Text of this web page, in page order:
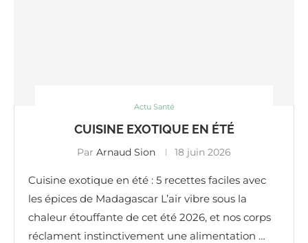
Actu Santé
CUISINE EXOTIQUE EN ÉTÉ
Par Arnaud Sion 18 juin 2026
Cuisine exotique en été : 5 recettes faciles avec
les épices de Madagascar L’air vibre sous la
chaleur étouffante de cet été 2026, et nos corps
réclament instinctivement une alimentation …